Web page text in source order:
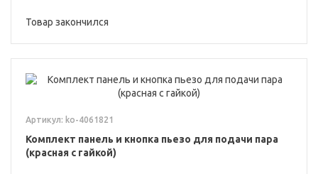
Товар закончился
Артикул: ko-4061821
Комплект панель и кнопка пьезо для подачи пара
(красная с гайкой)